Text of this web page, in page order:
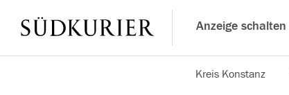
Anzeige schalten
Kreis Konstanz